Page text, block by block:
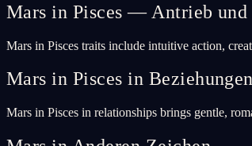
Mars in Pisces — Antrieb und
Mars in Pisces traits include intuitive action,
Mars in Pisces in Beziehungen
Mars in Pisces in relationships brings gentle,